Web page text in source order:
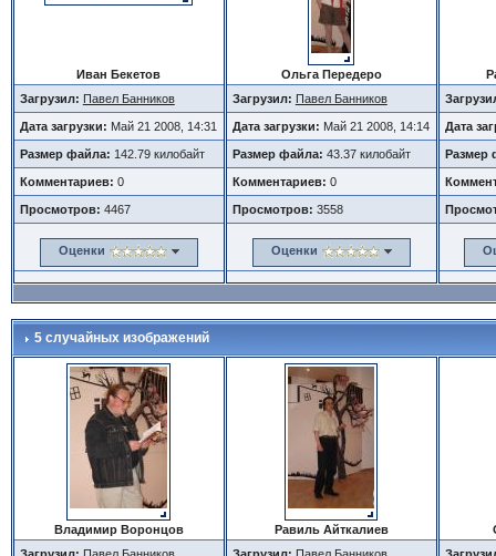
Иван Бекетов
Загрузил: Павел Банников
Дата загрузки: Май 21 2008, 14:31
Размер файла: 142.79 килобайт
Комментариев: 0
Просмотров: 4467
Оценки
Ольга Передеро
Загрузил: Павел Банников
Дата загрузки: Май 21 2008, 14:14
Размер файла: 43.37 килобайт
Комментариев: 0
Просмотров: 3558
Оценки
Дата
Размер
5 случайных изображений
Владимир Воронцов
Равиль Айткалиев